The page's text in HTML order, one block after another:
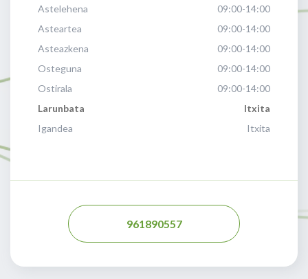
Astelehena
09:00-14:00
Asteartea
09:00-14:00
Asteazkena
09:00-14:00
Osteguna
09:00-14:00
Ostirala
09:00-14:00
Larunbata
Itxita
Igandea
Itxita
961890557